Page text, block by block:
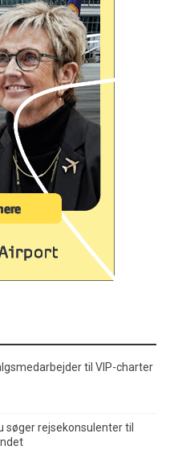
til VIP-charter
søger rejsekonsulenter til